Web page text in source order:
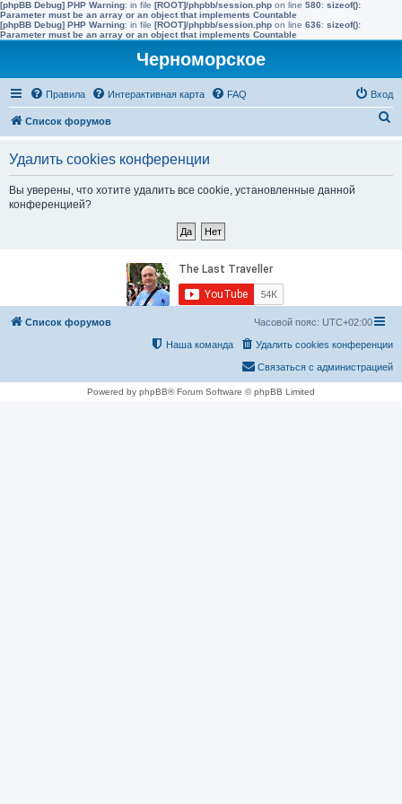
[phpBB Debug] PHP Warning: in file [ROOT]/phpbb/session.php on line 580: sizeof():
Parameter must be an array or an object that implements Countable
[phpBB Debug] PHP Warning: in file [ROOT]/phpbb/session.php on line 636: sizeof():
Parameter must be an array or an object that implements Countable
Черноморское
Правила Интерактивная карта FAQ Вход
Список форумов
Удалить cookies конференции
Вы уверены, что хотите удалить все cookie, установленные данной
конференцией?
Список форумов Часовой пояс: UTC+02:00
Удалить cookies конференции
Наша команда
Связаться с администрацией
Powered by phpBB® Forum Software © phpBB Limited